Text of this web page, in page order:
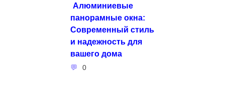
Алюминиевые
панорамные окна:
Современный стиль
и надежность для
вашего дома
0